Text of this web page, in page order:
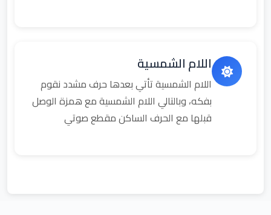
اللام الشمسية
اللام الشمسية تأتي بعدها حرف مشدد نقوم
بفكه، وبالتالي اللام الشمسية مع همزة الوصل
قبلها مع الحرف الساكن مقطع صوتي